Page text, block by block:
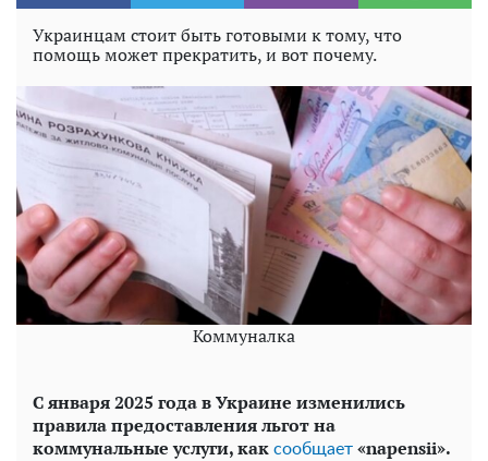
Украинцам стоит быть готовыми к тому, что
помощь может прекратить, и вот почему.
Коммуналка
С января 2025 года в Украине изменились
правила предоставления льгот на
коммунальные услуги, как сообщает «napensii».